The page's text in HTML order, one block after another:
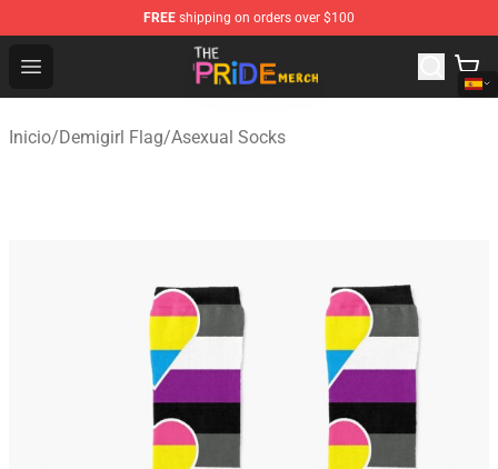
FREE shipping on orders over $100
Open menu
The Pride Shop - Official The Pride Merchandise Store
Inicio/Demigirl Flag/Asexual Socks